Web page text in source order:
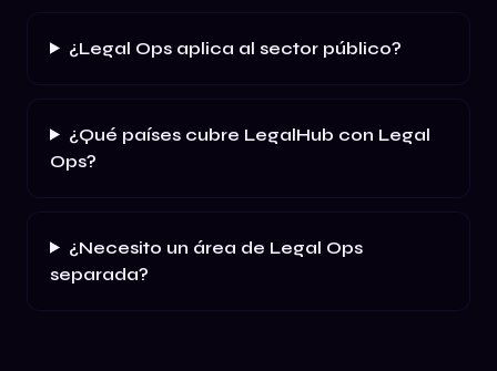
¿Legal Ops aplica al sector público?
¿Qué países cubre LegalHub con Legal
Ops?
¿Necesito un área de Legal Ops
separada?